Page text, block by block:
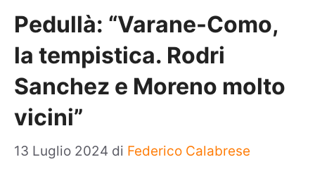
Pedullà: “Varane-Como,
la tempistica. Rodri
Sanchez e Moreno molto
vicini”
13 Luglio 2024 di Federico Calabrese